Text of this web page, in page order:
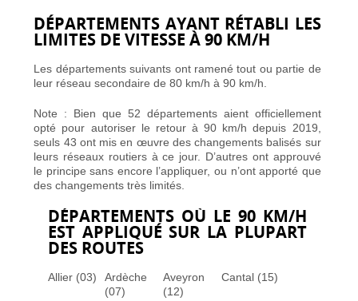
DÉPARTEMENTS AYANT RÉTABLI LES
LIMITES DE VITESSE À 90 KM/H
Les départements suivants ont ramené tout ou partie de
leur réseau secondaire de 80 km/h à 90 km/h.
Note : Bien que 52 départements aient officiellement
opté pour autoriser le retour à 90 km/h depuis 2019,
seuls 43 ont mis en œuvre des changements balisés sur
leurs réseaux routiers à ce jour. D’autres ont approuvé
le principe sans encore l’appliquer, ou n’ont apporté que
des changements très limités.
DÉPARTEMENTS OÙ LE 90 KM/H
EST APPLIQUÉ SUR LA PLUPART
DES ROUTES
Allier (03)
Ardèche
(07)
Aveyron
(12)
Cantal (15)